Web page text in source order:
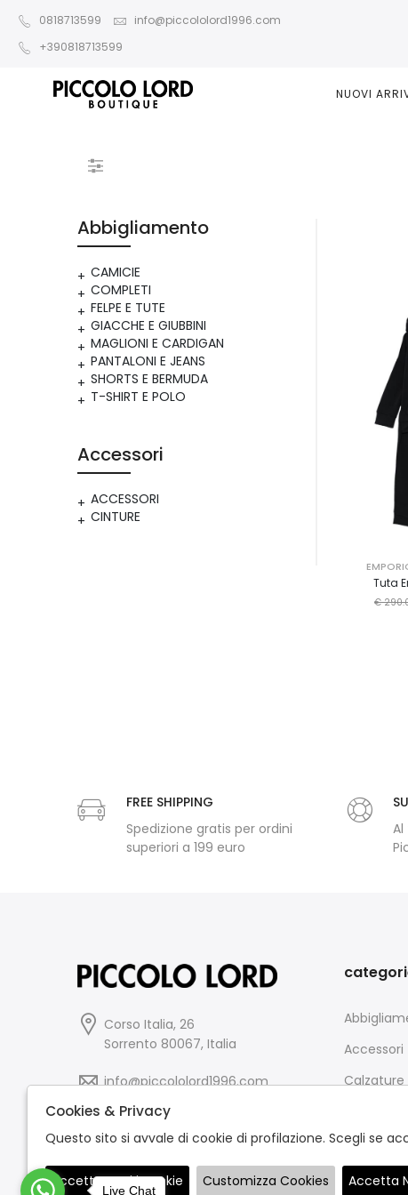
0818713599
info@piccololord1996.com
+390818713599
NUOVI
Abbigliamento
CAMICIE
COMPLETI
FELPE E TUTE
GIACCHE E GIUBBINI
MAGLIONI E CARDIGAN
PANTALONI E JEANS
SHORTS E BERMUDA
T-SHIRT E POLO
Accessori
ACCESSORI
CINTURE
Tuta
€
FREE SHIPPING
Spedizione gratis per ordini
superiori a 199 euro
Corso Italia, 26
Sorrento 80067, Italia
info@piccololord1996.com
0818713599
Accessori
Calzature
Cookies & Privacy
Questo sito si avvale di cookie di profilazione. Scegli se
Accetta tutti i cookie Customizza Cookies Accetta
Live Chat